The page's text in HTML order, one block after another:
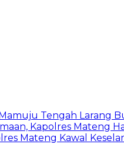
Tengah Larang
Kapolres Mateng
Mateng Kawal